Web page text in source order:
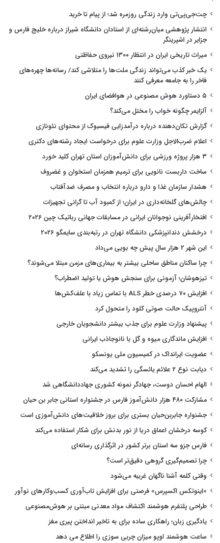
چت‌جی‌پی‌تی وارد زندگی روزمره شد؛ از پیام تا خرید
انتشار پژوهشی میان‌رشته‌ای از استادان دانشگاه شیراز درباره خلیج فارس و
جزایر در اشپرینگر
میراث تاریخی ایران در انتظار ۱۳۰۰ نیروی حفاظتی
یک خبر کذب می‌تواند زندگی ملت‌ها را متلاشی کند/ رسانه‌ها چهره‌های
فاخر را به جامعه معرفی کنند
۵ دستاورد هوش مصنوعی در هوافضای ایران
آلزایمر چگونه خواب را مختل می‌کند؟
گزارش تکان‌دهنده درباره درآمدزایی فیسبوک از محتوای نئونازی
اعلام ضرب‌الاجل وزارت علوم برای درخواست ایجاد رشته‌های دکتری
۳ هزار پروژه ورزشی برای دانش‌آموزان استان تهران کلید خورد
ساخت داربست نانویی برای ترمیم همزمان استخوان و غضروف
هشدار سازمان غذا و دارو درباره انتخاب و مصرف ضدآفتاب
چالش‌های گلخانه‌داری در ایران؛ از کمبود آب تا گرانی تجهیزات
افتخارآفرینی نوجوانان ایرانی در مسابقات جهانی رباتیک چین ۲۰۲۶
درخشش دندانپزشکی دانشگاه تهران در رتبه‌بندی سایمگو ۲۰۲۶
این شهر ۲ هزار سال پیش چه بویی می‌داد
چرا ساکنان مناطق ساحلی بیشتر به بیماری‌های مزمن مبتلا می‌شوند؟
تیزهوشان؛ آزمونی برای سنجش هوش یا تولید اضطراب؟
افزایش ۷۰ درصدی خطر ALS با تماس زیاد با علف‌کش‌ها
آنتروپیک حالت صوتی کلود را متحول کرد
پیشنهاد وزارت علوم برای جذب بیشتر دانشجویان خارجی
افزایش ماندگاری میوه و گل با نانوجاذب ایرانی
عضویت ایرانداک در کمیسیون ملی یونسکو
دیابت نوع ۲ علائم یائسگی را تشدید می‌کند
الهام احسان دوست، جهادگر نمونه کشوری جهاددانشگاهی شد
مشارکت ۴۸۰ هزار دانش‌آموز فارس در جشنواره استانی جابر بن حیان
جشنواره جابربن‌حیان بستری برای بروز خلاقیت‌های دانش‌آموزی است
کوسه درخشان اعماق دریا از نور بدنش برای شکار استفاده می‌کند
فارس جزو سه استان برتر کشور در اثرگذاری رسانه‌ای
چرا تصمیم‌گیری گروهی دقیق‌تر است؟
وقتی کلمه آشنا ناگهان غریبه می‌شود
«اینوتکس اکسپرس» فرصتی برای افزایش تاب‌آوری کسب‌وکارهای نوآور
طراحی پلتفرم هوشمند اکتشاف مواد معدنی مبتنی بر هوش‌مصنوعی
یادگیری زبان؛ راهکاری ساده برای به تاخیر انداختن پیری مغز
ساعت هوشمند اوپو میزان چربی سوزی را اطلاع می دهد